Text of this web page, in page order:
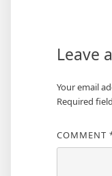
Leave
Your email
Required
COMMENT